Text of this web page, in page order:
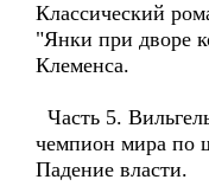
Классический
"Янки при дворе
Клеменса.
Часть 5.
чемпион мира по
Падение власти.